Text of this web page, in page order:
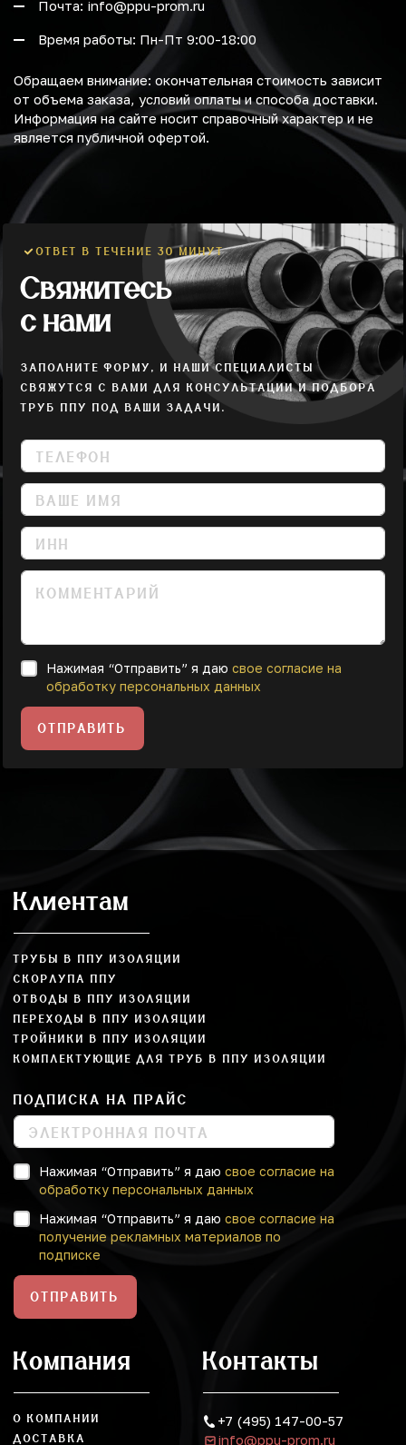
Почта: info@ppu-prom.ru
Время работы: Пн-Пт 9:00-18:00
Обращаем внимание: окончательная стоимость зависит
от объема заказа, условий оплаты и способа доставки.
Информация на сайте носит справочный характер и не
является публичной офертой.
ОТВЕТ В ТЕЧЕНИЕ 30 МИНУТ
Свяжитесь
с нами
ЗАПОЛНИТЕ ФОРМУ, И НАШИ СПЕЦИАЛИСТЫ
СВЯЖУТСЯ С ВАМИ ДЛЯ КОНСУЛЬТАЦИИ И ПОДБОРА
ТРУБ ППУ ПОД ВАШИ ЗАДАЧИ.
Нажимая “Отправить” я даю свое согласие на
обработку персональных данных
ОТПРАВИТЬ
Клиентам
ТРУБЫ В ППУ ИЗОЛЯЦИИ
СКОРЛУПА ППУ
ОТВОДЫ В ППУ ИЗОЛЯЦИИ
ПЕРЕХОДЫ В ППУ ИЗОЛЯЦИИ
ТРОЙНИКИ В ППУ ИЗОЛЯЦИИ
КОМПЛЕКТУЮЩИЕ ДЛЯ ТРУБ В ППУ ИЗОЛЯЦИИ
ПОДПИСКА НА ПРАЙС
Нажимая “Отправить” я даю свое согласие на
обработку персональных данных
Нажимая “Отправить” я даю свое согласие на
получение рекламных материалов по
подписке
ОТПРАВИТЬ
Компания
О КОМПАНИИ
ДОСТАВКА
Контакты
+7 (495) 147-00-57
info@ppu-prom.ru